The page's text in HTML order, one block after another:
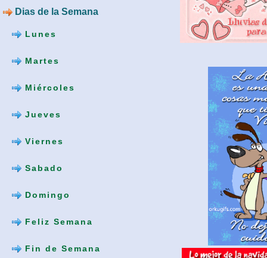
Dias de la Semana
Lunes
Martes
Miércoles
Jueves
Viernes
Sabado
Domingo
Feliz Semana
Fin de Semana